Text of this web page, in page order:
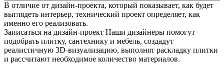
В отличие от дизайн-проекта, который показывает, как будет
выглядеть интерьер, технический проект определяет, как
именно его реализовать.
Записаться на дизайн-проект Наши дизайнеры помогут
подобрать плитку, сантехнику и мебель, создадут
реалистичную 3D-визуализацию, выполнят раскладку плитки
и рассчитают необходимое количество материалов.